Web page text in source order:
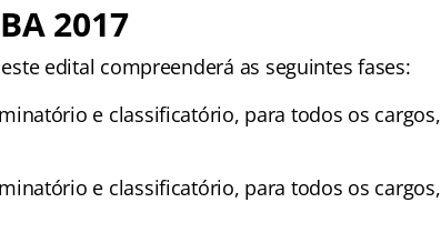
2017
edital compreenderá as seguintes fases:
e classificatório, para todos os cargos,
e classificatório, para todos os cargos,